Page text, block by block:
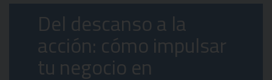
Del descanso a la
acción: cómo impulsar
tu negocio en